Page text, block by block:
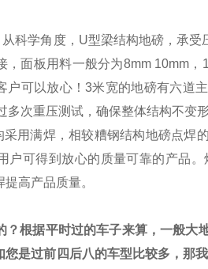
科学角度， U型梁结构地磅，承受
，面板用料一般分为8mm 10mm，
户可以放心！3米宽的地磅有六道
多次重压测试，确保整体结构不变形
用满焊，相较糟钢结构地磅点焊
户可得到放心的质量可靠的产品
高产品质量。
？根据平时过的车子来算，一般
您是过前四后八的车型比较多，那